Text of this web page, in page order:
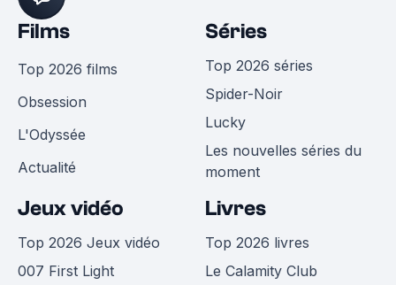
Films
Top 2026 films
Obsession
L'Odyssée
Actualité
Séries
Top 2026 séries
Spider-Noir
Lucky
Les nouvelles séries du
moment
Jeux vidéo
Top 2026 Jeux vidéo
007 First Light
Livres
Top 2026 livres
Le Calamity Club